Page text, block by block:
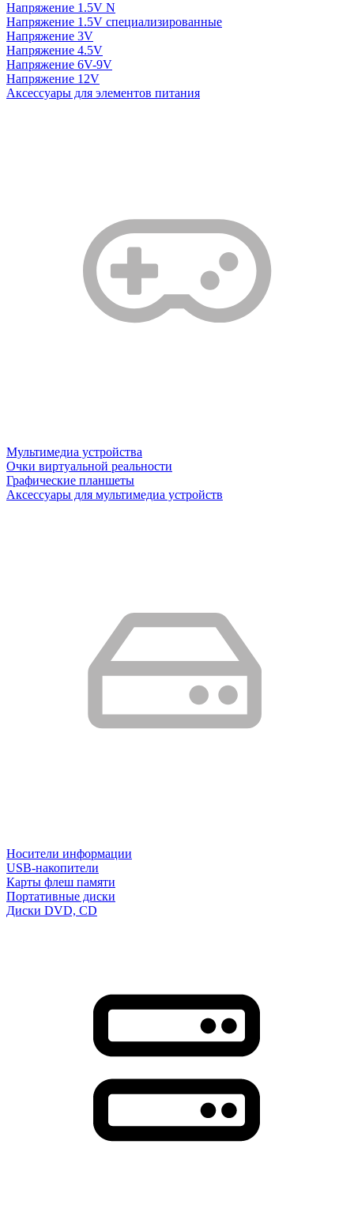
Напряжение 1.5V N
Напряжение 1.5V специализированные
Напряжение 3V
Напряжение 4.5V
Напряжение 6V-9V
Напряжение 12V
Аксессуары для элементов питания
Мультимедиа устройства
Очки виртуальной реальности
Графические планшеты
Аксессуары для мультимедиа устройств
Носители информации
USB-накопители
Карты флеш памяти
Портативные диски
Диски DVD, CD